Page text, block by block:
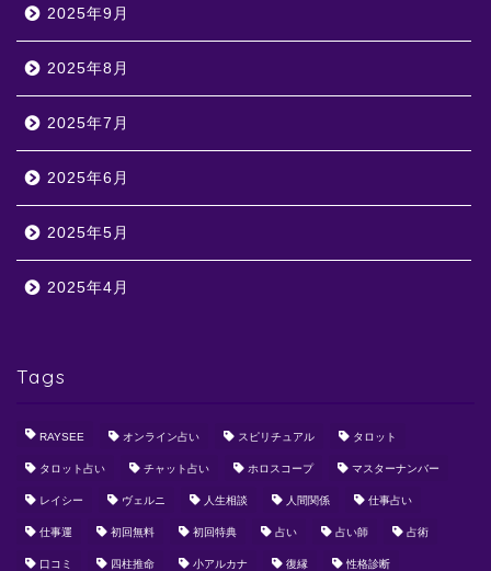
2025年9月
2025年8月
2025年7月
2025年6月
2025年5月
2025年4月
Tags
RAYSEE オンライン占い スピリチュアル タロット
タロット占い チャット占い ホロスコープ マスターナンバー
レイシー ヴェルニ 人生相談 人間関係 仕事占い
仕事運 初回無料 初回特典 占い 占い師 占術
口コミ 四柱推命 小アルカナ 復縁 性格診断